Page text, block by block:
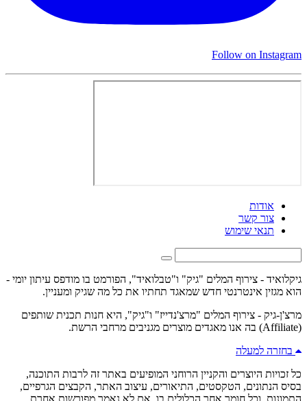
Follow on Instagram
אודות
צור קשר
תנאי שימוש
גיקלואיד - צירוף המלים "גיק" ו"טבלואיד", הפורמט בו מודפס עיתון יומי -
הוא מגזין אינטרנטי חדש שמאגד תחתיו את כל מה שגיק ומעניין.
מרצ'ן-גיק - צירוף המלים "מרצ'נדייז" ו"גיק", היא חנות תכנית שותפים
(Affiliate) בה אנו מאגדים מוצרים מגניבים מרחבי הרשת.
בחזרה למעלה
כל זכויות היוצרים והקניין הרוחני המופיעים באתר זה לרבות התוכנה,
בסיס הנתונים, הטקסטים, התיאורים, עיצוב האתר, הקבצים הגרפיים,
התמונות, וכל חומר אחר הכלולים בו, אם לא נאמר מפורשות אחרת,